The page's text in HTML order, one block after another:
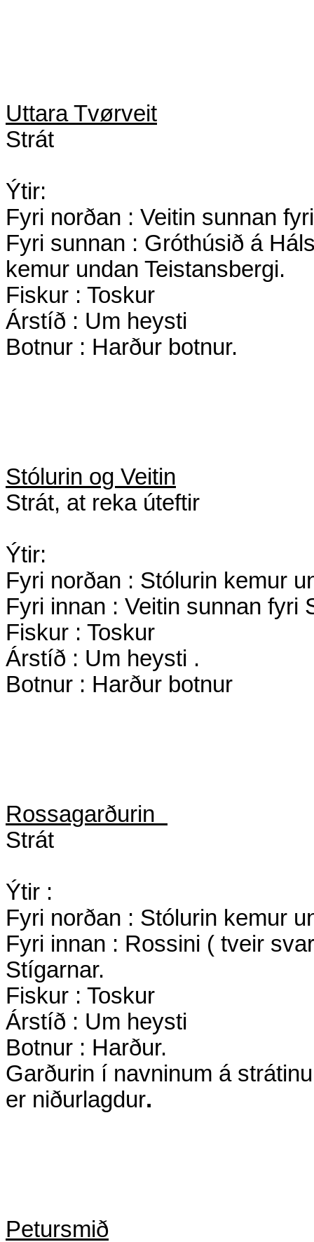
Uttara Tvørveit
Strát
Ýtir:
Fyri norðan : Veitin sunnan
Fyri sunnan : Gróthúsið á
kemur undan Teistansbergi.
Fiskur : Toskur
Árstíð : Um heysti
Botnur : Harður botnur.
Stólurin og Veitin
Strát, at reka úteftir
Ýtir:
Fyri norðan : Stólurin kemur
Fyri innan : Veitin sunnan fyri
Fiskur : Toskur
Árstíð : Um heysti .
Botnur : Harður botnur
Rossagarðurin
Strát
Ýtir :
Fyri norðan : Stólurin kemur
Fyri innan : Rossini ( tveir
Stígarnar.
Fiskur : Toskur
Árstíð : Um heysti
Botnur : Harður.
Garðurin í navninum á
er niðurlagdur.
Petursmið